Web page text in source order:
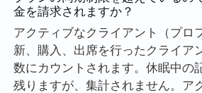
金を請求されますか？
アクティブなクライアント（プロ
新、購入、出席を行ったクライア
数にカウントされます。休眠中の
残りますが、集計されません。ア